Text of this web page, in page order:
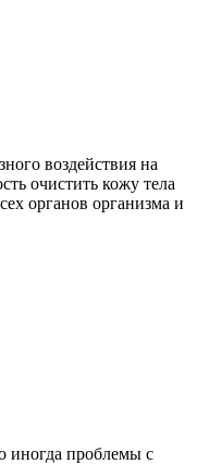
воздействия на
очистить кожу тела
органов организма и
иногда проблемы с